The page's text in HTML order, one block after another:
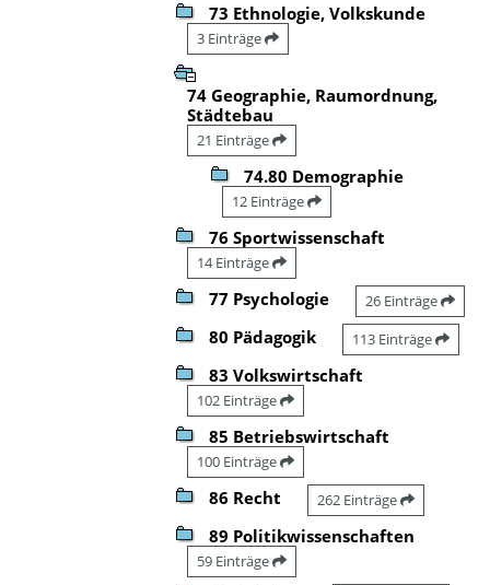
73 Ethnologie, Volkskunde
3 Einträge
74 Geographie, Raumordnung,
Städtebau
21 Einträge
74.80 Demographie
12 Einträge
76 Sportwissenschaft
14 Einträge
77 Psychologie 26 Einträge
80 Pädagogik 113 Einträge
83 Volkswirtschaft
102 Einträge
85 Betriebswirtschaft
100 Einträge
86 Recht 262 Einträge
89 Politikwissenschaften
59 Einträge